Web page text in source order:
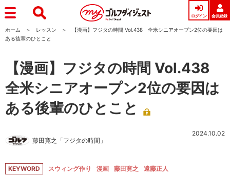
ログイン 会員登録
ホーム レッスン
【漫画】フジタの時間 Vol.438 全米シニアオープン2位の要因は
ある後輩のひとこと
【漫画】フジタの時間 Vol.438
全米シニアオープン2位の要因は
ある後輩のひとこと
藤田寛之「フジタの時間」
2024.10.02
KEYWORD スウィング作り 漫画 藤田寛之 遠藤正人